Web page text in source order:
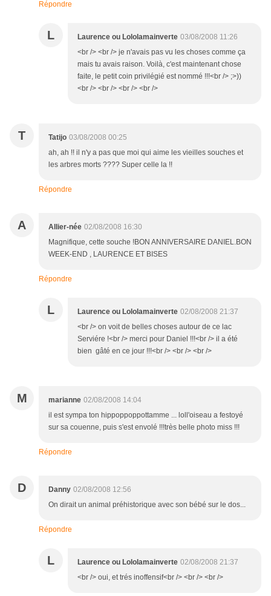
Répondre
L Laurence ou Lololamainverte 03/08/2008 11:26
<br /> <br /> je n'avais pas vu les choses comme ça
mais tu avais raison. Voilà, c'est maintenant chose
faite, le petit coin privilégié est nommé !!!<br /> ;>))
<br /> <br /> <br /> <br />
T Tatijo 03/08/2008 00:25
ah, ah !! il n'y a pas que moi qui aime les vieilles souches et
les arbres morts ???? Super celle la !!
Répondre
A Allier-née 02/08/2008 16:30
Magnifique, cette souche !BON ANNIVERSAIRE DANIEL.BON
WEEK-END , LAURENCE ET BISES
Répondre
L Laurence ou Lololamainverte 02/08/2008 21:37
<br /> on voit de belles choses autour de ce lac
Serviére !<br /> merci pour Daniel !!!<br /> il a été
bien gâté en ce jour !!!<br /> <br /> <br />
M marianne 02/08/2008 14:04
il est sympa ton hippoppoppottamme ... loll'oiseau a festoyé
sur sa couenne, puis s'est envolé !!!très belle photo miss !!!
Répondre
D Danny 02/08/2008 12:56
On dirait un animal préhistorique avec son bébé sur le dos...
Répondre
L Laurence ou Lololamainverte 02/08/2008 21:37
<br /> oui, et trés inoffensif<br /> <br /> <br />